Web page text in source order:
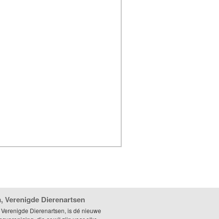
Verenigde Dierenartsen
Dierenartsen, is dé nieuwe